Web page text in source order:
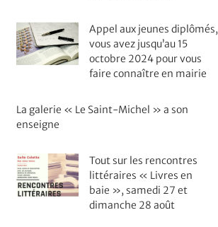
Appel aux jeunes diplômés,
vous avez jusqu’au 15
octobre 2024 pour vous
faire connaître en mairie
La galerie « Le Saint-Michel » a son
enseigne
Tout sur les rencontres
littéraires « Livres en
baie », samedi 27 et
dimanche 28 août